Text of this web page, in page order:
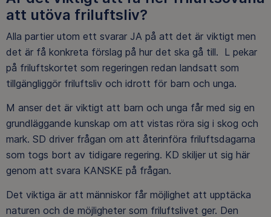
att utöva friluftsliv?
Alla partier utom ett svarar JA på att det är viktigt men
det är få konkreta förslag på hur det ska gå till. L pekar
på friluftskortet som regeringen redan landsatt som
tillgängliggör friluftsliv och idrott för barn och unga.
M anser det är viktigt att barn och unga får med sig en
grundläggande kunskap om att vistas röra sig i skog och
mark. SD driver frågan om att återinföra friluftsdagarna
som togs bort av tidigare regering. KD skiljer ut sig här
genom att svara KANSKE på frågan.
Det viktiga är att människor får möjlighet att upptäcka
naturen och de möjligheter som friluftslivet ger. Den